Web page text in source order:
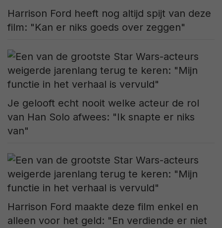
Harrison Ford heeft nog altijd spijt van deze
film: "Kan er niks goeds over zeggen"
Je gelooft echt nooit welke acteur de rol
van Han Solo afwees: "Ik snapte er niks
van"
Harrison Ford maakte deze film enkel en
alleen voor het geld: "En verdiende er niet